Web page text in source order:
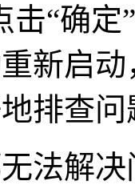
击“确
新启
排查问
法解